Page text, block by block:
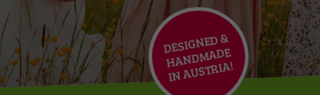
DESIG
NED
&
HA
ND
MADE
I
N AUSTRIA!